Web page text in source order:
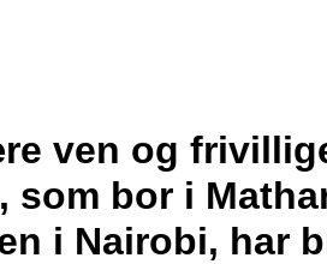
ven og
som bor i
i Nairobi, har